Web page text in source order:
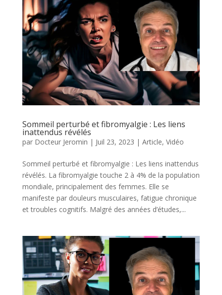
Sommeil perturbé et fibromyalgie : Les liens
inattendus révélés
par Docteur Jeromin | Juil 23, 2023 | Article, Vidéo
Sommeil perturbé et fibromyalgie : Les liens inattendus
révélés. La fibromyalgie touche 2 à 4% de la population
mondiale, principalement des femmes. Elle se
manifeste par douleurs musculaires, fatigue chronique
et troubles cognitifs. Malgré des années d’études,...